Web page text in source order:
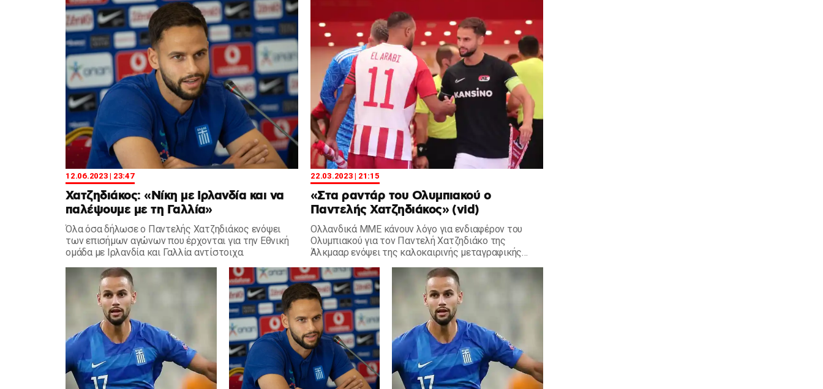
12.06.2023 | 23:47
Χατζηδιάκος: «Νίκη με Ιρλανδία και να
παλέψουμε με τη Γαλλία»
Όλα όσα δήλωσε ο Παντελής Χατζηδιάκος ενόψει
των επισήμων αγώνων που έρχονται για την Εθνική
ομάδα με Ιρλανδία και Γαλλία αντίστοιχα.
22.03.2023 | 21:15
«Στα ραντάρ του Ολυμπιακού ο
Παντελής Χατζηδιάκος» (vid)
Ολλανδικά ΜΜΕ κάνουν λόγο για ενδιαφέρον του
Ολυμπιακού για τον Παντελή Χατζηδιάκο της
Άλκμααρ ενόψει της καλοκαιρινής μεταγραφικής